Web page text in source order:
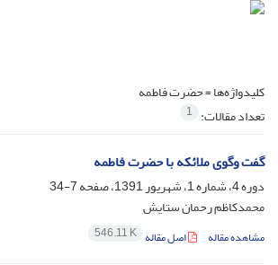
کلیدواژه‌ها =حضرت فاطمه
تعداد مقالات: 1
گفت وگوی ملائکه با حضرت فاطمه
دوره 4، شماره 1، شهریور 1391، صفحه
7-34
محمدکاظم رحمان ستایش
مشاهده مقاله اصل مقاله 546.11 K